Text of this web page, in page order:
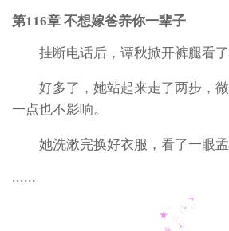
第116章 不想嫁爸养你一辈子
挂断电话后，谭秋掀开裤腿看了
好多了，她站起来走了两步，
一点也不影响。
她洗漱完换好衣服，看了一眼
......